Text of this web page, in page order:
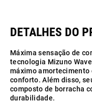
Máxima sensação de
tecnologia Mizuno
máximo amortecimento
conforto. Além disso,
composto de borracha
durabilidade.